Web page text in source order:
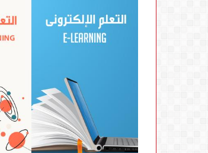
شحن
بقدرة
180
كيلوواط:
راية
5 أغسطس، 2026